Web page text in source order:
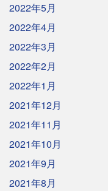
2022年5月
2022年4月
2022年3月
2022年2月
2022年1月
2021年12月
2021年11月
2021年10月
2021年9月
2021年8月